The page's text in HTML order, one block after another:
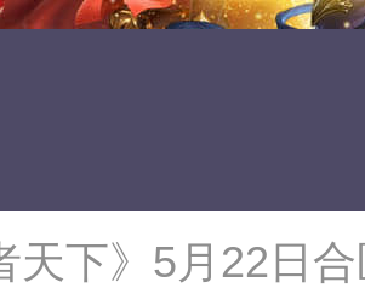
天下》5月22日